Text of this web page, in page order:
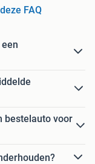
FAQ
bestelauto voor